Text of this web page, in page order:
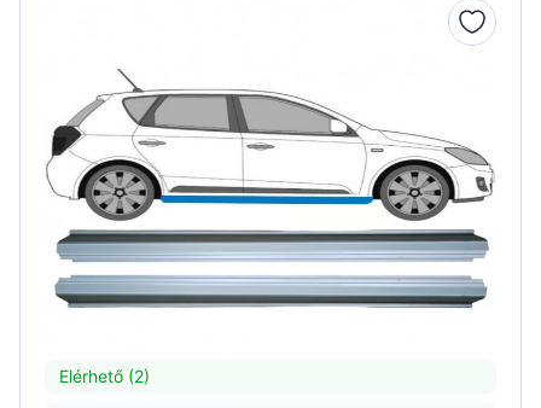
Elérhető (2)